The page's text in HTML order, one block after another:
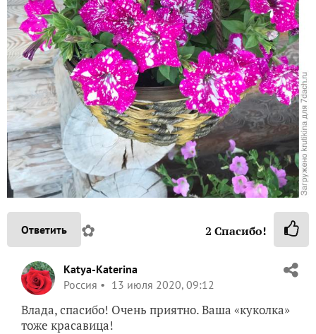
Ответить ✿ 2 Спасибо!
Katya-Katerina
Россия
13 июля 2020, 09:12
Влада, спасибо! Очень приятно. Ваша «куколка»
тоже красавица!